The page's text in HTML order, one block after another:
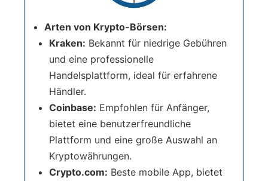
Arten von Krypto-Börsen:
Kraken: Bekannt für niedrige Gebühren
und eine professionelle
Handelsplattform, ideal für erfahrene
Händler.
Coinbase: Empfohlen für Anfänger,
bietet eine benutzerfreundliche
Plattform und eine große Auswahl an
Kryptowährungen.
Crypto.com: Beste mobile App, bietet